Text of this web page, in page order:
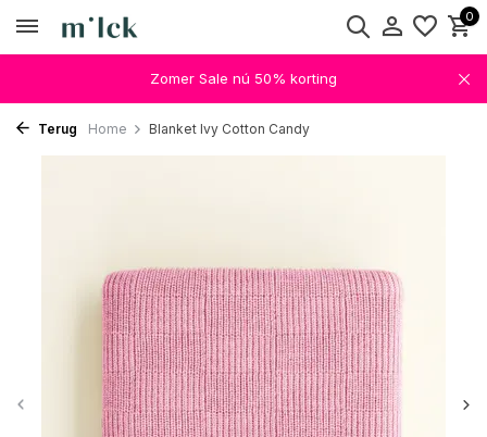
0
Zomer Sale nú 50% korting
Terug Home Blanket Ivy Cotton Candy